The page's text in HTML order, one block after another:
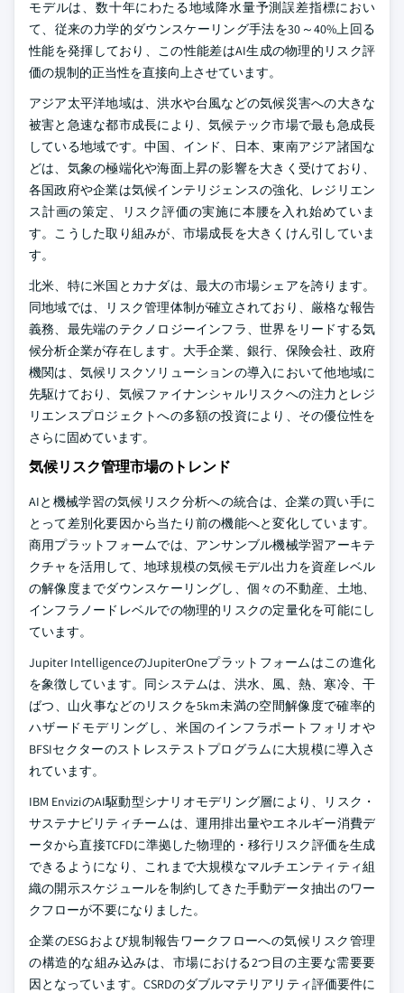
モデルは、数十年にわたる地域降水量予測誤差指標におい
て、従来の力学的ダウンスケーリング手法を30～40%上回る
性能を発揮しており、この性能差はAI生成の物理的リスク評
価の規制的正当性を直接向上させています。
アジア太平洋地域は、洪水や台風などの気候災害への大きな
被害と急速な都市成長により、気候テック市場で最も急成長
している地域です。中国、インド、日本、東南アジア諸国な
どは、気象の極端化や海面上昇の影響を大きく受けており、
各国政府や企業は気候インテリジェンスの強化、レジリエン
ス計画の策定、リスク評価の実施に本腰を入れ始めていま
す。こうした取り組みが、市場成長を大きくけん引していま
す。
北米、特に米国とカナダは、最大の市場シェアを誇ります。
同地域では、リスク管理体制が確立されており、厳格な報告
義務、最先端のテクノロジーインフラ、世界をリードする気
候分析企業が存在します。大手企業、銀行、保険会社、政府
機関は、気候リスクソリューションの導入において他地域に
先駆けており、気候ファイナンシャルリスクへの注力とレジ
リエンスプロジェクトへの多額の投資により、その優位性を
さらに固めています。
気候リスク管理市場のトレンド
AIと機械学習の気候リスク分析への統合は、企業の買い手に
とって差別化要因から当たり前の機能へと変化しています。
商用プラットフォームでは、アンサンブル機械学習アーキテ
クチャを活用して、地球規模の気候モデル出力を資産レベル
の解像度までダウンスケーリングし、個々の不動産、土地、
インフラノードレベルでの物理的リスクの定量化を可能にし
ています。
Jupiter IntelligenceのJupiterOneプラットフォームはこの進化
を象徴しています。同システムは、洪水、風、熱、寒冷、干
ばつ、山火事などのリスクを5km未満の空間解像度で確率的
ハザードモデリングし、米国のインフラポートフォリオや
BFSIセクターのストレステストプログラムに大規模に導入さ
れています。
IBM EnviziのAI駆動型シナリオモデリング層により、リスク・
サステナビリティチームは、運用排出量やエネルギー消費デ
ータから直接TCFDに準拠した物理的・移行リスク評価を生成
できるようになり、これまで大規模なマルチエンティティ組
織の開示スケジュールを制約してきた手動データ抽出のワー
クフローが不要になりました。
企業のESGおよび規制報告ワークフローへの気候リスク管理
の構造的な組み込みは、市場における2つ目の主要な需要要
因となっています。CSRDのダブルマテリアリティ評価要件に